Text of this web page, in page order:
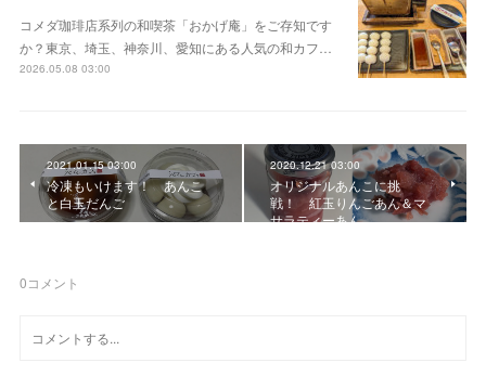
コメダ珈琲店系列の和喫茶「おかげ庵」をご存知です
か？東京、埼玉、神奈川、愛知にある人気の和カフ…
2026.05.08 03:00
2021.01.15 03:00
冷凍もいけます！ あんこ
と白玉だんご
2020.12.21 03:00
オリジナルあんこに挑
戦！ 紅玉りんごあん＆マ
サラティーあん
0コメント